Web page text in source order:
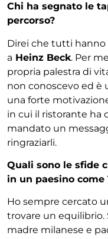
Chi ha segnato le
percorso?
Direi che tutti
a Heinz Beck. Per
propria palestra di
non conoscevo ed è
una forte
in cui il ristorante ha
mandato un
ringraziarli.
Quali sono le sfide
in un paesino come
Ho sempre cercato
trovare un equilibrio.
madre milanese e